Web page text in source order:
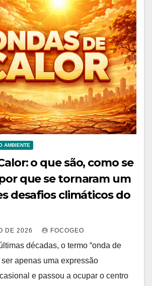
AMBIENTE
o que são, como se
que se tornaram um
desafios climáticos do
DE 2026 FOCOGEO
décadas, o termo “onda de
apenas uma expressão
e passou a ocupar o centro